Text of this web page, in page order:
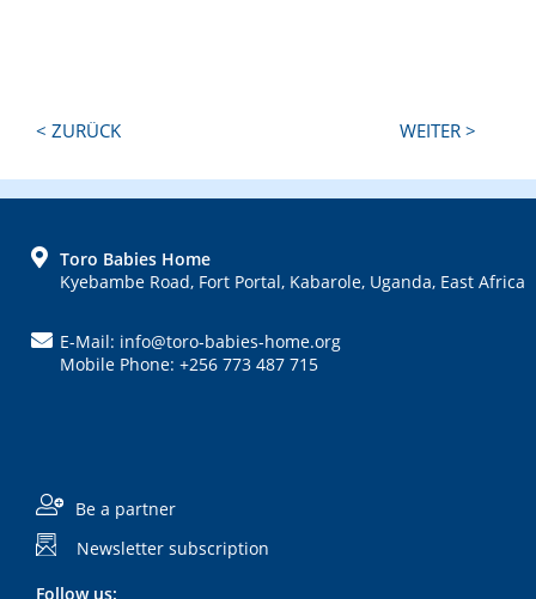
Next
< ZURÜCK WEITER >
FOOTERToro Babies Home
Kyebambe Road, Fort Portal, Kabarole, Uganda, East Africa
E-Mail: info@toro-babies-home.org
Mobile Phone: +256 773 487 715
Be a partner
Newsletter subscription
Follow us: